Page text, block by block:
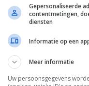
(met uitzondering
kunnen ervaren
Gepersonaliseerde
contentmetingen,
diensten
Informatie op een
Meer informatie
Uw persoonsgegevens